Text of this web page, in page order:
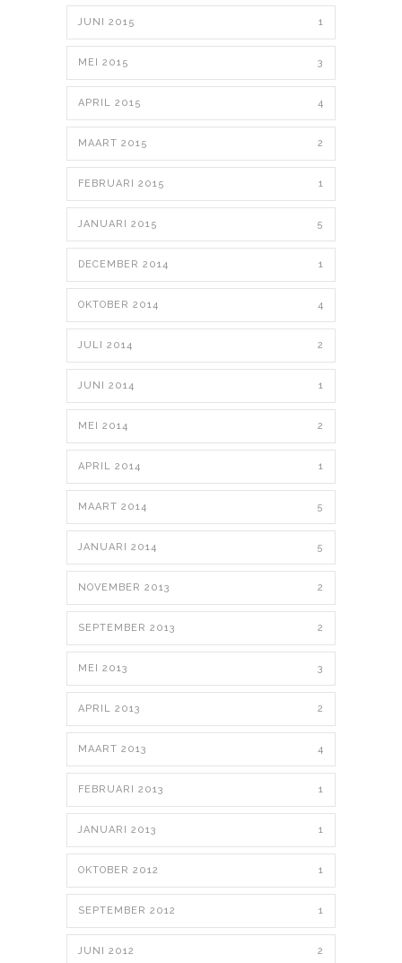
JUNI 2015 1
MEI 2015 3
APRIL 2015 4
MAART 2015 2
FEBRUARI 2015 1
JANUARI 2015 5
DECEMBER 2014 1
OKTOBER 2014 4
JULI 2014 2
JUNI 2014 1
MEI 2014 2
APRIL 2014 1
MAART 2014 5
JANUARI 2014 5
NOVEMBER 2013 2
SEPTEMBER 2013 2
MEI 2013 3
APRIL 2013 2
MAART 2013 4
FEBRUARI 2013 1
JANUARI 2013 1
OKTOBER 2012 1
SEPTEMBER 2012 1
JUNI 2012 2